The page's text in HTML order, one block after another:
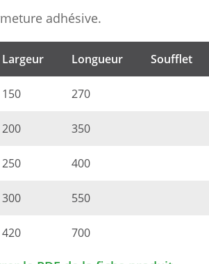
adhésive.
Largeur Longueur Soufflet
150 270
200 350
250 400
300 550
420 700